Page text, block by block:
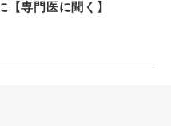
【専門医に聞く】